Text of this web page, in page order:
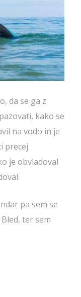
da se ga z
kako se
na vodo in je
precej
je obvladoval
pa sem se
ter sem